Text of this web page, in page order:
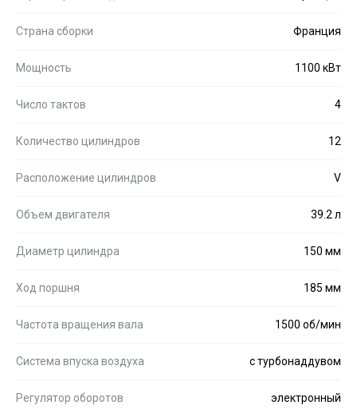
Страна сборки Франция
Мощность 1100 кВт
Число тактов 4
Количество цилиндров 12
Расположение цилиндров V
Объем двигателя 39.2 л
Диаметр цилиндра 150 мм
Ход поршня 185 мм
Частота вращения вала 1500 об/мин
Система впуска воздуха с турбонаддувом
Регулятор оборотов электронный